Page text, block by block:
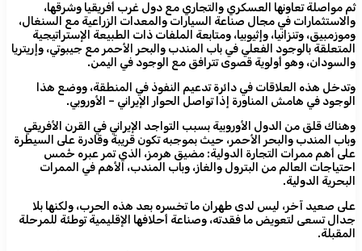
ثم مواصلة تعاونها العسكري والتجاري مع دول غرب أفريقيا وشرقها،
والاستثمارات في مجال صناعة السيارات والمعدات الزراعية مع السنغال،
وموزمبيق، وتنزانيا، وإثيوبيا، ومتابعة الملفات ذات الطبيعة الإستراتيجية
المتعلقة بالوجود الفعلي في باب المندب والبحر الأحمر مع جيبوتي، وإريتريا
والسودان، وهو أولوية قصوى تترافق مع الوجود في اليمن.
وتدخل هذه العلاقات في دائرة تدعيم النفوذ في المنطقة، ووضع هذا
الوجود في هامش المناورة إذا تواصل الحوار الإيراني – الأوروبي.
وهناك قلق من الدول الأوروبية بسبب التواجد الإيراني في القرن الأفريقي
وباب المندب والبحر الأحمر، حيث بموجبه تكون قريبة وقادرة على السيطرة
على أهم ممرات التجارة الدولية: مضيق هرمز، الذي تمر عبره خُمس
احتياجات العالم من البترول والغاز، وباب المندب، الأهم في الممرات
البحرية الدولية.
على صعيد آخر، ليس لدى طهران ما تخسره بعد هذه الحرب، ولكنها بلا
جدال تسعى لتعويض ما فقدته، وصناعة أحلافها الإقليمية توطئة للمرحلة
المقبلة.